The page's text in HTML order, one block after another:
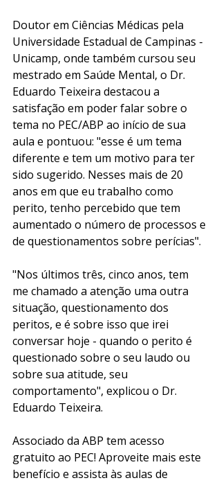
Doutor em Ciências Médicas pela
Universidade Estadual de Campinas -
Unicamp, onde também cursou seu
mestrado em Saúde Mental, o Dr.
Eduardo Teixeira destacou a
satisfação em poder falar sobre o
tema no PEC/ABP ao início de sua
aula e pontuou: "esse é um tema
diferente e tem um motivo para ter
sido sugerido. Nesses mais de 20
anos em que eu trabalho como
perito, tenho percebido que tem
aumentado o número de processos e
de questionamentos sobre perícias".
"Nos últimos três, cinco anos, tem
me chamado a atenção uma outra
situação, questionamento dos
peritos, e é sobre isso que irei
conversar hoje - quando o perito é
questionado sobre o seu laudo ou
sobre sua atitude, seu
comportamento", explicou o Dr.
Eduardo Teixeira.
Associado da ABP tem acesso
gratuito ao PEC! Aproveite mais este
benefício e assista às aulas de